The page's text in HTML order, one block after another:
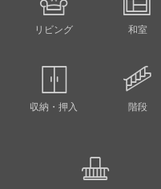
リビング 和室
収納・押入 階段